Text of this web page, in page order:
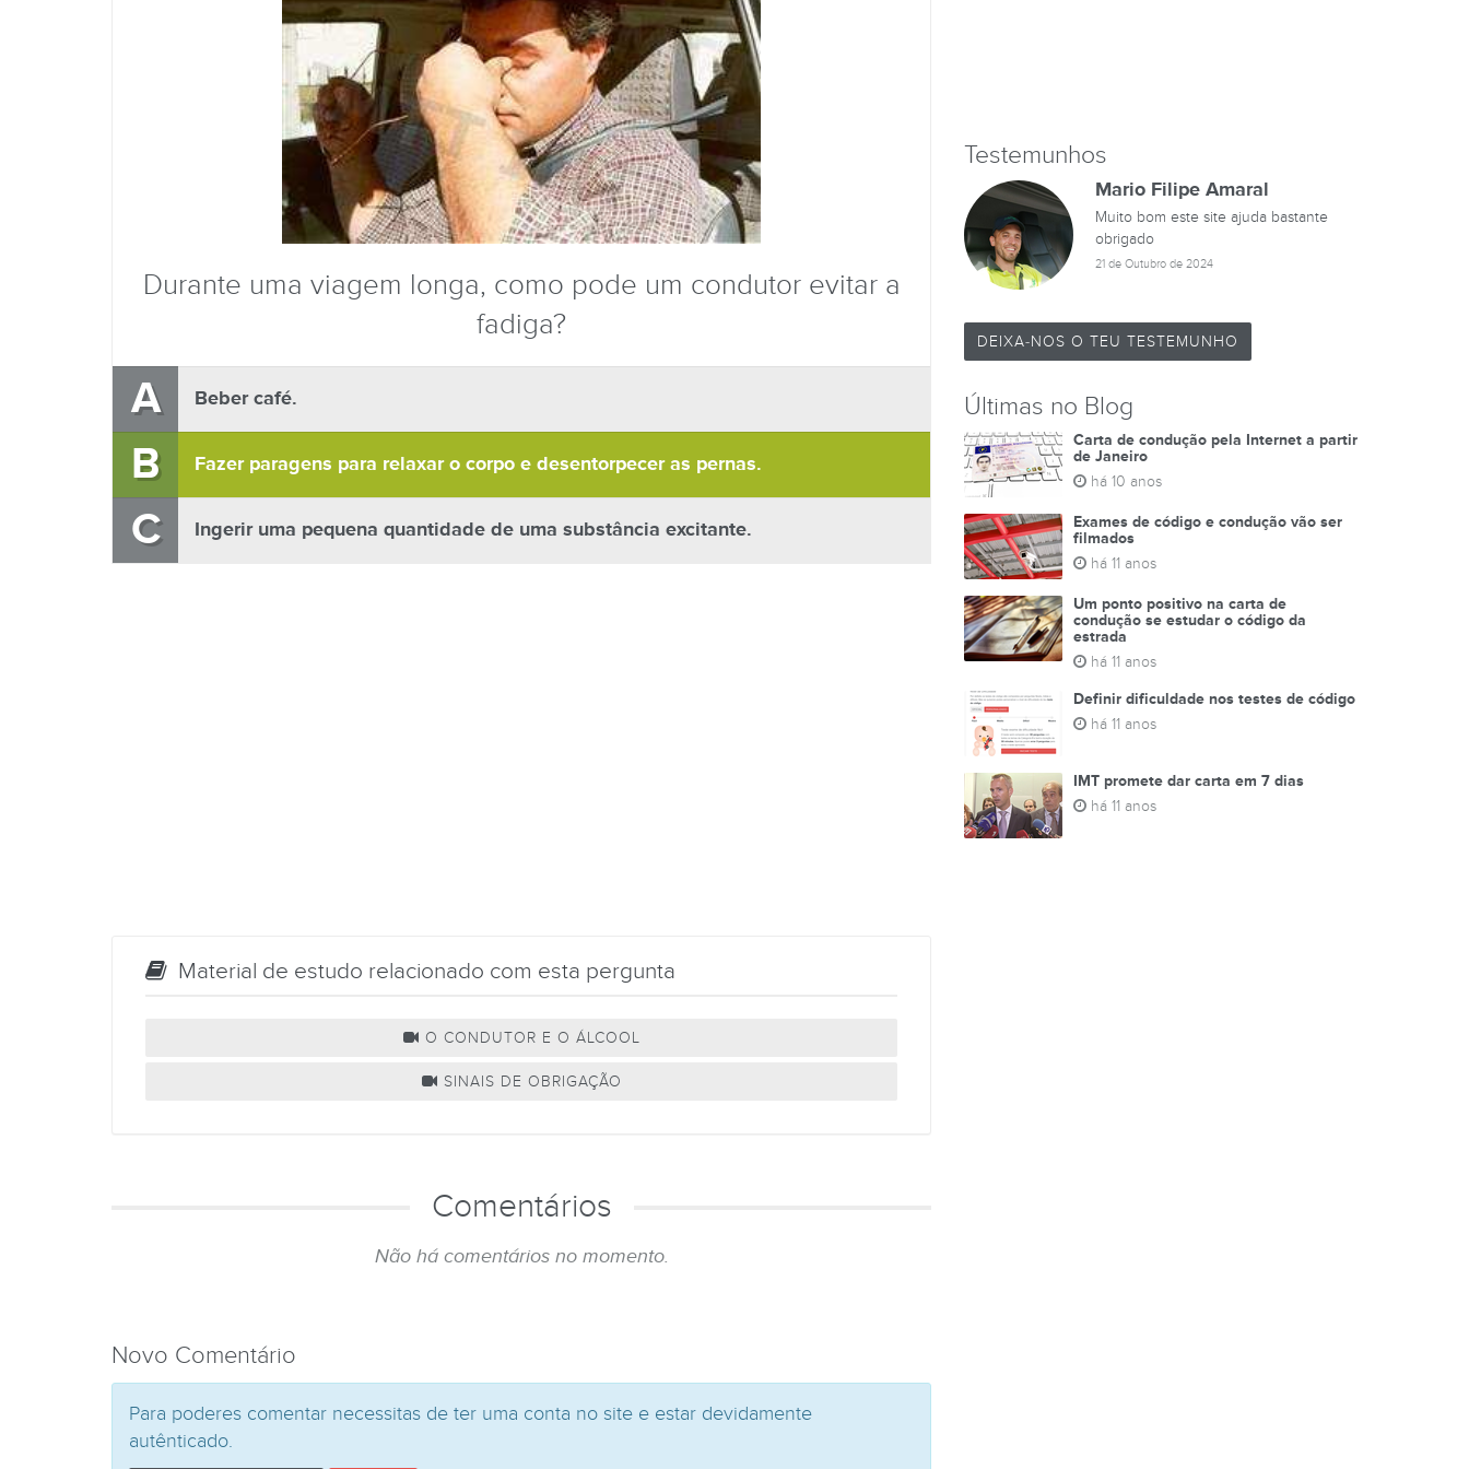
Durante uma viagem longa, como pode um condutor evitar a
fadiga?
A Beber café.
B Fazer paragens para relaxar o corpo e desentorpecer as pernas.
C Ingerir uma pequena quantidade de uma substância excitante.
Material de estudo relacionado com esta pergunta
O CONDUTOR E O ÁLCOOL
SINAIS DE OBRIGAÇÃO
Comentários
Não há comentários no momento.
Novo Comentário
Para poderes comentar necessitas de ter uma conta no site e estar devidamente
autênticado.
Testemunhos
Mario Filipe Amaral
Muito bom este site ajuda bastante
obrigado
21 de Outubro de 2024
DEIXA-NOS O TEU TESTEMUNHO
Últimas no Blog
Carta de condução pela Internet a partir
de Janeiro
há 10 anos
Exames de código e condução vão ser
filmados
há 11 anos
Um ponto positivo na carta de
condução se estudar o código da
estrada
há 11 anos
Definir dificuldade nos testes de código
há 11 anos
IMT promete dar carta em 7 dias
há 11 anos